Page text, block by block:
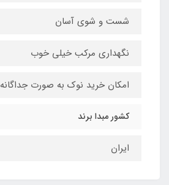
شست و شوی آسان
نگهداری مرکب خیلی خوب
امکان خرید نوک به صورت جداگانه
کشور مبدا برند
ایران